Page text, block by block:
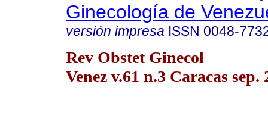
Ginecología de
versión impresa ISSN 0048-
Rev Obstet Ginecol
Venez v.61 n.3 Caracas sep.